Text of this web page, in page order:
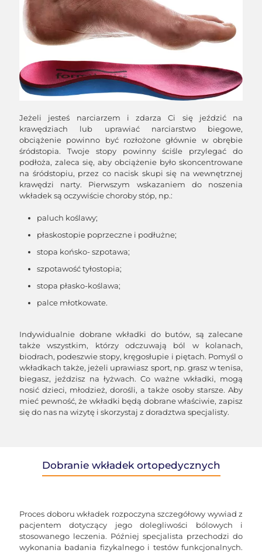
Jeżeli jesteś narciarzem i zdarza Ci się jeździć na
krawędziach lub uprawiać narciarstwo biegowe,
obciążenie powinno być rozłożone głównie w obrębie
śródstopia. Twoje stopy powinny ściśle przylegać do
podłoża, zaleca się, aby obciążenie było skoncentrowane
na śródstopiu, przez co nacisk skupi się na wewnętrznej
krawędzi narty. Pierwszym wskazaniem do noszenia
wkładek są oczywiście choroby stóp, np.:
paluch koślawy;
płaskostopie poprzeczne i podłużne;
stopa końsko- szpotawa;
szpotawość tyłostopia;
stopa płasko-koślawa;
palce młotkowate.
Indywidualnie dobrane wkładki do butów, są zalecane
także wszystkim, którzy odczuwają ból w kolanach,
biodrach, podeszwie stopy, kręgosłupie i piętach. Pomyśl o
wkładkach także, jeżeli uprawiasz sport, np. grasz w tenisa,
biegasz, jeździsz na łyżwach. Co ważne wkładki, mogą
nosić dzieci, młodzież, dorośli, a także osoby starsze. Aby
mieć pewność, że wkładki będą dobrane właściwie, zapisz
się do nas na wizytę i skorzystaj z doradztwa specjalisty.
Dobranie wkładek ortopedycznych
Proces doboru wkładek rozpoczyna szczegółowy wywiad z
pacjentem dotyczący jego dolegliwości bólowych i
stosowanego leczenia. Później specjalista przechodzi do
wykonania badania fizykalnego i testów funkcjonalnych.